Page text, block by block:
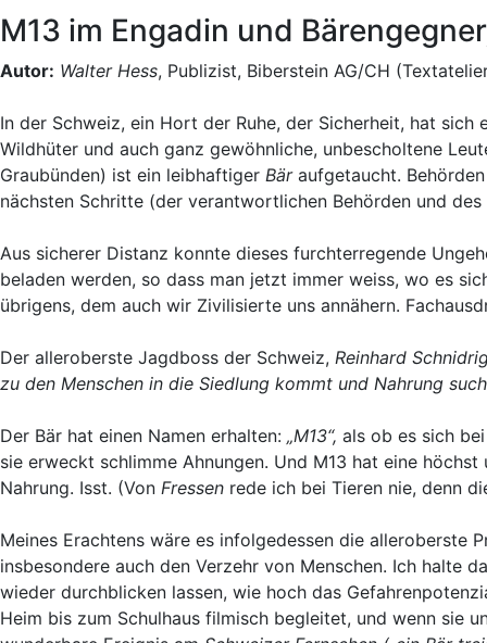
M13 im Engadin und
Autor: Walter Hess, Publizist, Biberstein AG/CH
In der Schweiz, ein Hort der Ruhe, der Sicherheit, hat
Wildhüter und auch ganz gewöhnliche, unbescholtene
Graubünden) ist ein leibhaftiger Bäraufgetaucht. Behörden
nächsten Schritte (der verantwortlichen Behörden und
Aus sicherer Distanz konnte dieses furchterregende
beladen werden, so dass man jetzt immer weiss, wo es
übrigens, dem auch wir Zivilisierte uns annähern.
Der alleroberste Jagdboss der Schweiz, Reinhard
zu den Menschen in die Siedlung kommt und Nahrung
Der Bär hat einen Namen erhalten: „M13“, als ob es sich
sie erweckt schlimme Ahnungen. Und M13 hat eine
Nahrung. Isst. (Von Fressen rede ich bei Tieren nie, denn
Meines Erachtens wäre es infolgedessen die alleroberste
insbesondere auch den Verzehr von Menschen. Ich halte
wieder durchblicken lassen, wie hoch das
Heim bis zum Schulhaus filmisch begleitet, und wenn sie